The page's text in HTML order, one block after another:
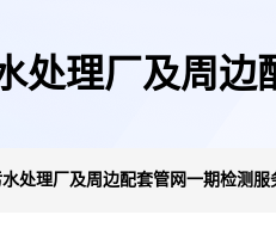
处理厂及周
处理厂及周边配套管网一期检测